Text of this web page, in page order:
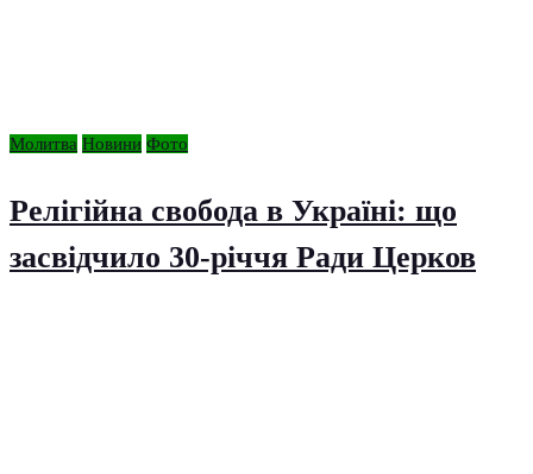
Молитва Новини Фото
Релігійна свобода в Україні: що
засвідчило 30-річчя Ради Церков